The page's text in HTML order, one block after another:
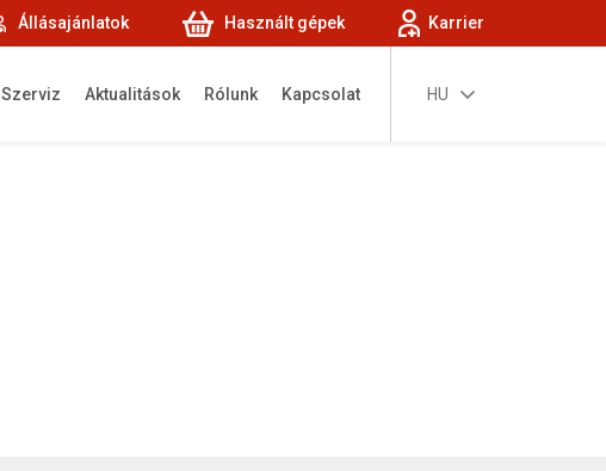
Állásajánlatok Használt gépek Karrier
HU
Szerviz Aktualitások Rólunk Kapcsolat